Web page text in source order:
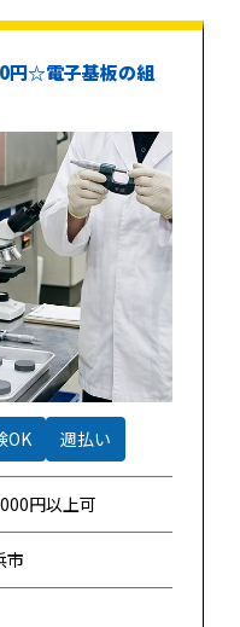
円☆電子基板の組
OK 週払い
円以上可
市